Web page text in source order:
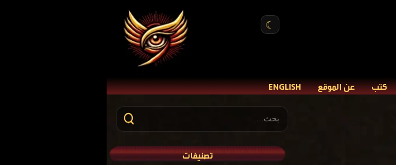
☾
كتب عن الموقع ENGLISH
تصنيفات